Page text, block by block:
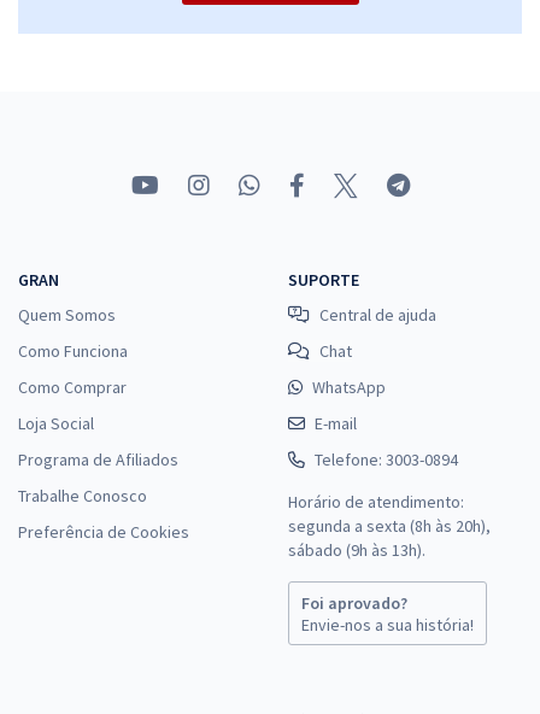
GRAN
Quem Somos
Como Funciona
Como Comprar
Loja Social
Programa de Afiliados
Trabalhe Conosco
Preferência de Cookies
SUPORTE
Central de ajuda
Chat
WhatsApp
E-mail
Telefone: 3003-0894
Horário de atendimento:
segunda a sexta (8h às 20h),
sábado (9h às 13h).
Foi aprovado?
Envie-nos a sua história!